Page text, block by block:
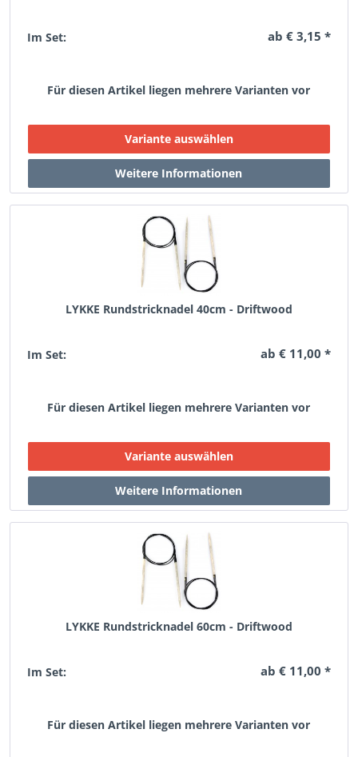
Im Set: ab € 3,15 *
Für diesen Artikel liegen mehrere Varianten vor
LYKKE Rundstricknadel 40cm - Driftwood
Im Set: ab € 11,00 *
Für diesen Artikel liegen mehrere Varianten vor
LYKKE Rundstricknadel 60cm - Driftwood
Im Set: ab € 11,00 *
Für diesen Artikel liegen mehrere Varianten vor